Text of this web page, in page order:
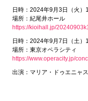
日時：2024年9月3日（火）
場所：紀尾井ホール
https://kioihall.jp/
日時：2024年9月7日（土）
場所：東京オペラシティ
https://www.operacity.jp/
出演：マリア・ドゥエニャ